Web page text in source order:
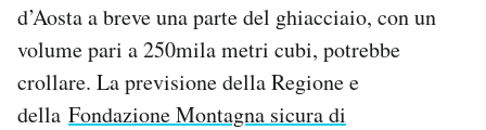
Area Personale
Newsletter
Notifiche mobile
d’Aosta a breve una parte del ghiacciaio, con un
volume pari a 250mila metri cubi, potrebbe
crollare. La previsione della Regione e
della Fondazione Montagna sicura di